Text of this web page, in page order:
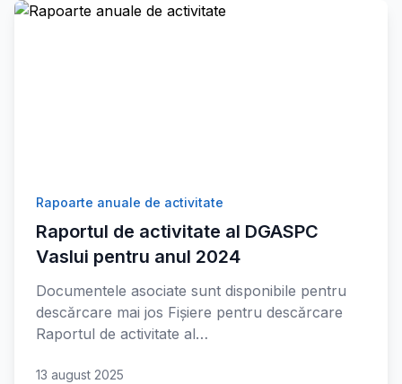
Rapoarte anuale de activitate
Raportul de activitate al DGASPC
Vaslui pentru anul 2024
Documentele asociate sunt disponibile pentru
descărcare mai jos Fișiere pentru descărcare
Raportul de activitate al…
13 august 2025